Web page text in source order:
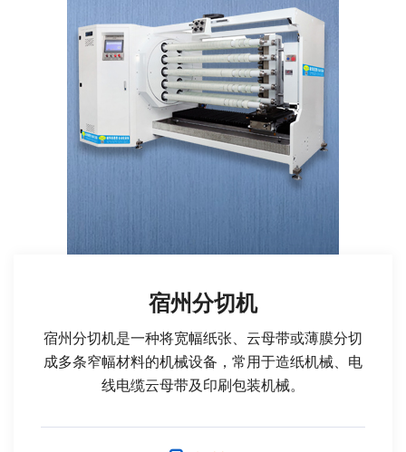
宿州分切机
宿州分切机是一种将宽幅纸张、云母带或薄膜分切
成多条窄幅材料的机械设备，常用于造纸机械、电
线电缆云母带及印刷包装机械。